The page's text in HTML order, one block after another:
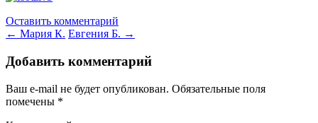
Оставить комментарий
← Мария К. Евгения Б. →
Добавить комментарий
Ваш e-mail не будет опубликован. Обязательные поля
помечены *